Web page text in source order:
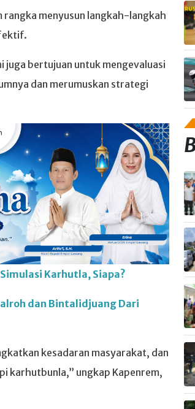
rangka menyusun langkah-langkah
bertujuan untuk mengevaluasi
dan merumuskan strategi
Karhutla, Siapa?
dan Bintalidjuang Dari
kesadaran masyarakat, dan
karhutbunla,” ungkap Kapenrem,